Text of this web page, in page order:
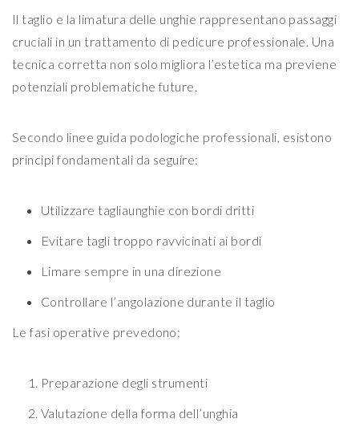
Il taglio e la limatura delle unghie rappresentano passaggi
cruciali in un trattamento di pedicure professionale. Una
tecnica corretta non solo migliora l’estetica ma previene
potenziali problematiche future.
Secondo linee guida podologiche professionali, esistono
principi fondamentali da seguire:
Utilizzare tagliaunghie con bordi dritti
Evitare tagli troppo ravvicinati ai bordi
Limare sempre in una direzione
Controllare l’angolazione durante il taglio
Le fasi operative prevedono:
Preparazione degli strumenti
Valutazione della forma dell’unghia